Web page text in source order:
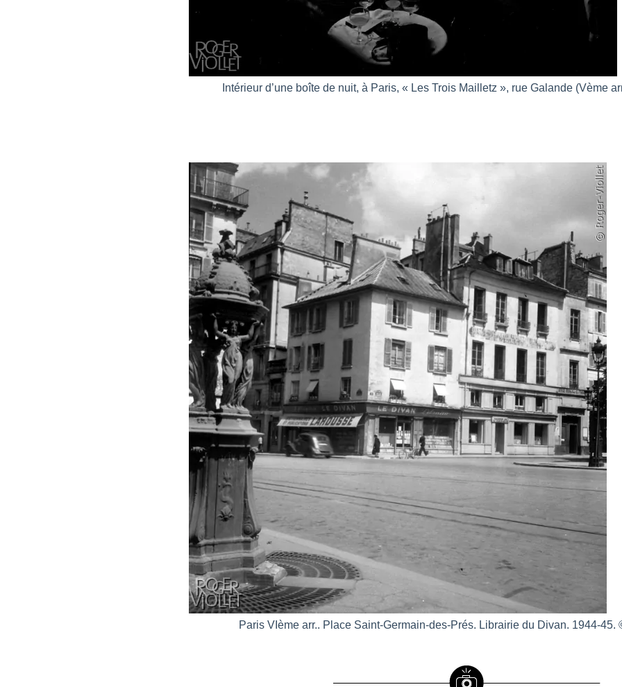
Intérieur d’une boîte de nuit, à Paris, « Les Trois Mailletz », rue Galande (Vème
Paris VIème arr.. Place Saint-Germain-des-Prés. Librairie du Divan. 1944-45.